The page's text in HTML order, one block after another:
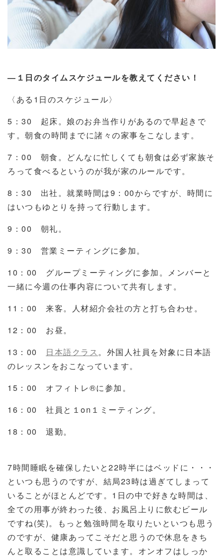
―１日のタイムスケジュールを教えてください！
〈ある1日のスケジュール〉
5 ： 30 起床。娘のお弁当作りがあるので早起きで
す。朝食の時間までに諸々の家事をこなします。
7 ： 00 朝食。どんなに忙しくても朝食は必ず家族そ
ろって食べるというのが我が家のルールです。
8 ： 30 出社。就業時間は9 ： 00からですが、時間に
はいつもゆとりを持って行動します。
9 ： 00 朝礼。
9 ： 30 営業ミーティングに参加。
10 ： 00
グループミーティングに参加。メンバーと
一緒に今週の仕事内容について共有します。
11 ： 00
来客。人材紹介会社の方と打ち合わせ。
12 ： 00
お昼。
13 ： 00 日本語クラス。外国人社員を対象に日本語
のレッスンをおこなっています。
15 ： 00 オフィトレ®に参加。
16 ： 00 社員と１ on １ミーティング。
18 ： 00 退勤。
7時間睡眠を確保したいと22時半にはベッドに・・・
といつも思うのですが、結局23時は過ぎてしまって
いることがほとんどです。 1 日の中で好きな時間は、
全ての用事が終わった後、お風呂上りに飲むビール
ですね(笑)。もっと勉強時間を取りたいといつも思う
のですが、健康あってこそだと思うので休息をきち
んと取ることは意識しています。オンオフはしっか